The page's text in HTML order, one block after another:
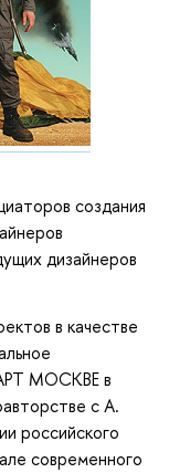
создания
дизайнеров
в качестве
МОСКВЕ в
с А.
российского
современного